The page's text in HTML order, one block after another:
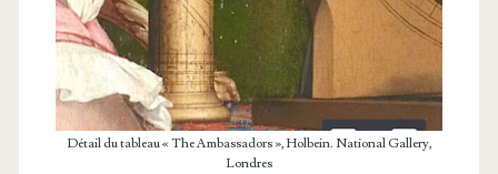
Détail du tableau « The Ambassadors », Holbein. National Gallery,
Londres